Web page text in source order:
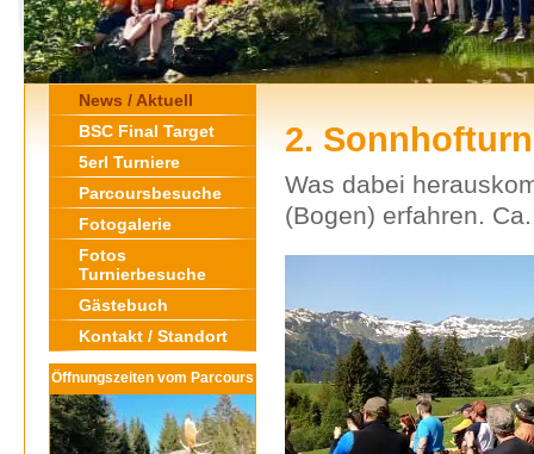
News / Aktuell
BSC Final Target
5erl Turniere
Parcoursbesuche
Fotogalerie
Fotos
Turnierbesuche
Gästebuch
Kontakt / Standort
Öffnungszeiten vom Parcours
2.
Was dabei
(Bogen) erfahren.